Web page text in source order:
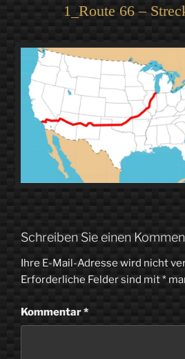
1_Route 66 –
Schreiben Sie einen
Ihre E-Mail-Adresse wird nicht
Erforderliche Felder sind mit*
Kommentar*